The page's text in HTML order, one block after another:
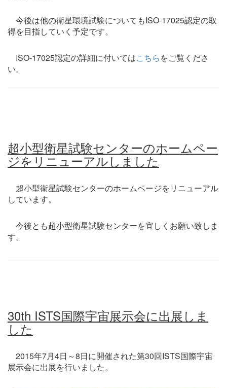
今後は他の衛星環境試験についてもISO-17025認定の取
得を目指していく予定です。
ISO-17025認定の詳細に付いてはこちらをご覧くださ
い。
超小型衛星試験センターのホームペー
ジをリニューアルしました
超小型衛星試験センターのホームページをリニューアル
しています。
今後とも超小型衛星試験センターを宜しくお願い致しま
す。
30th ISTS国際宇宙展示会に出展しま
した
2015年7月4日～8日に開催された第30回ISTS国際宇宙
展示会に出展を行いました。